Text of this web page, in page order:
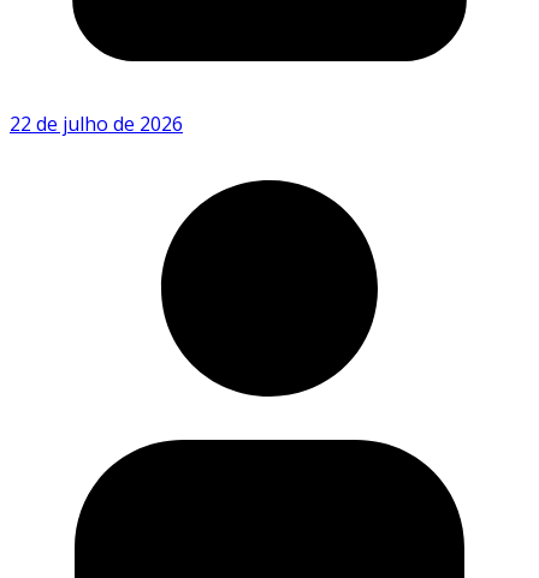
22 de julho de 2026